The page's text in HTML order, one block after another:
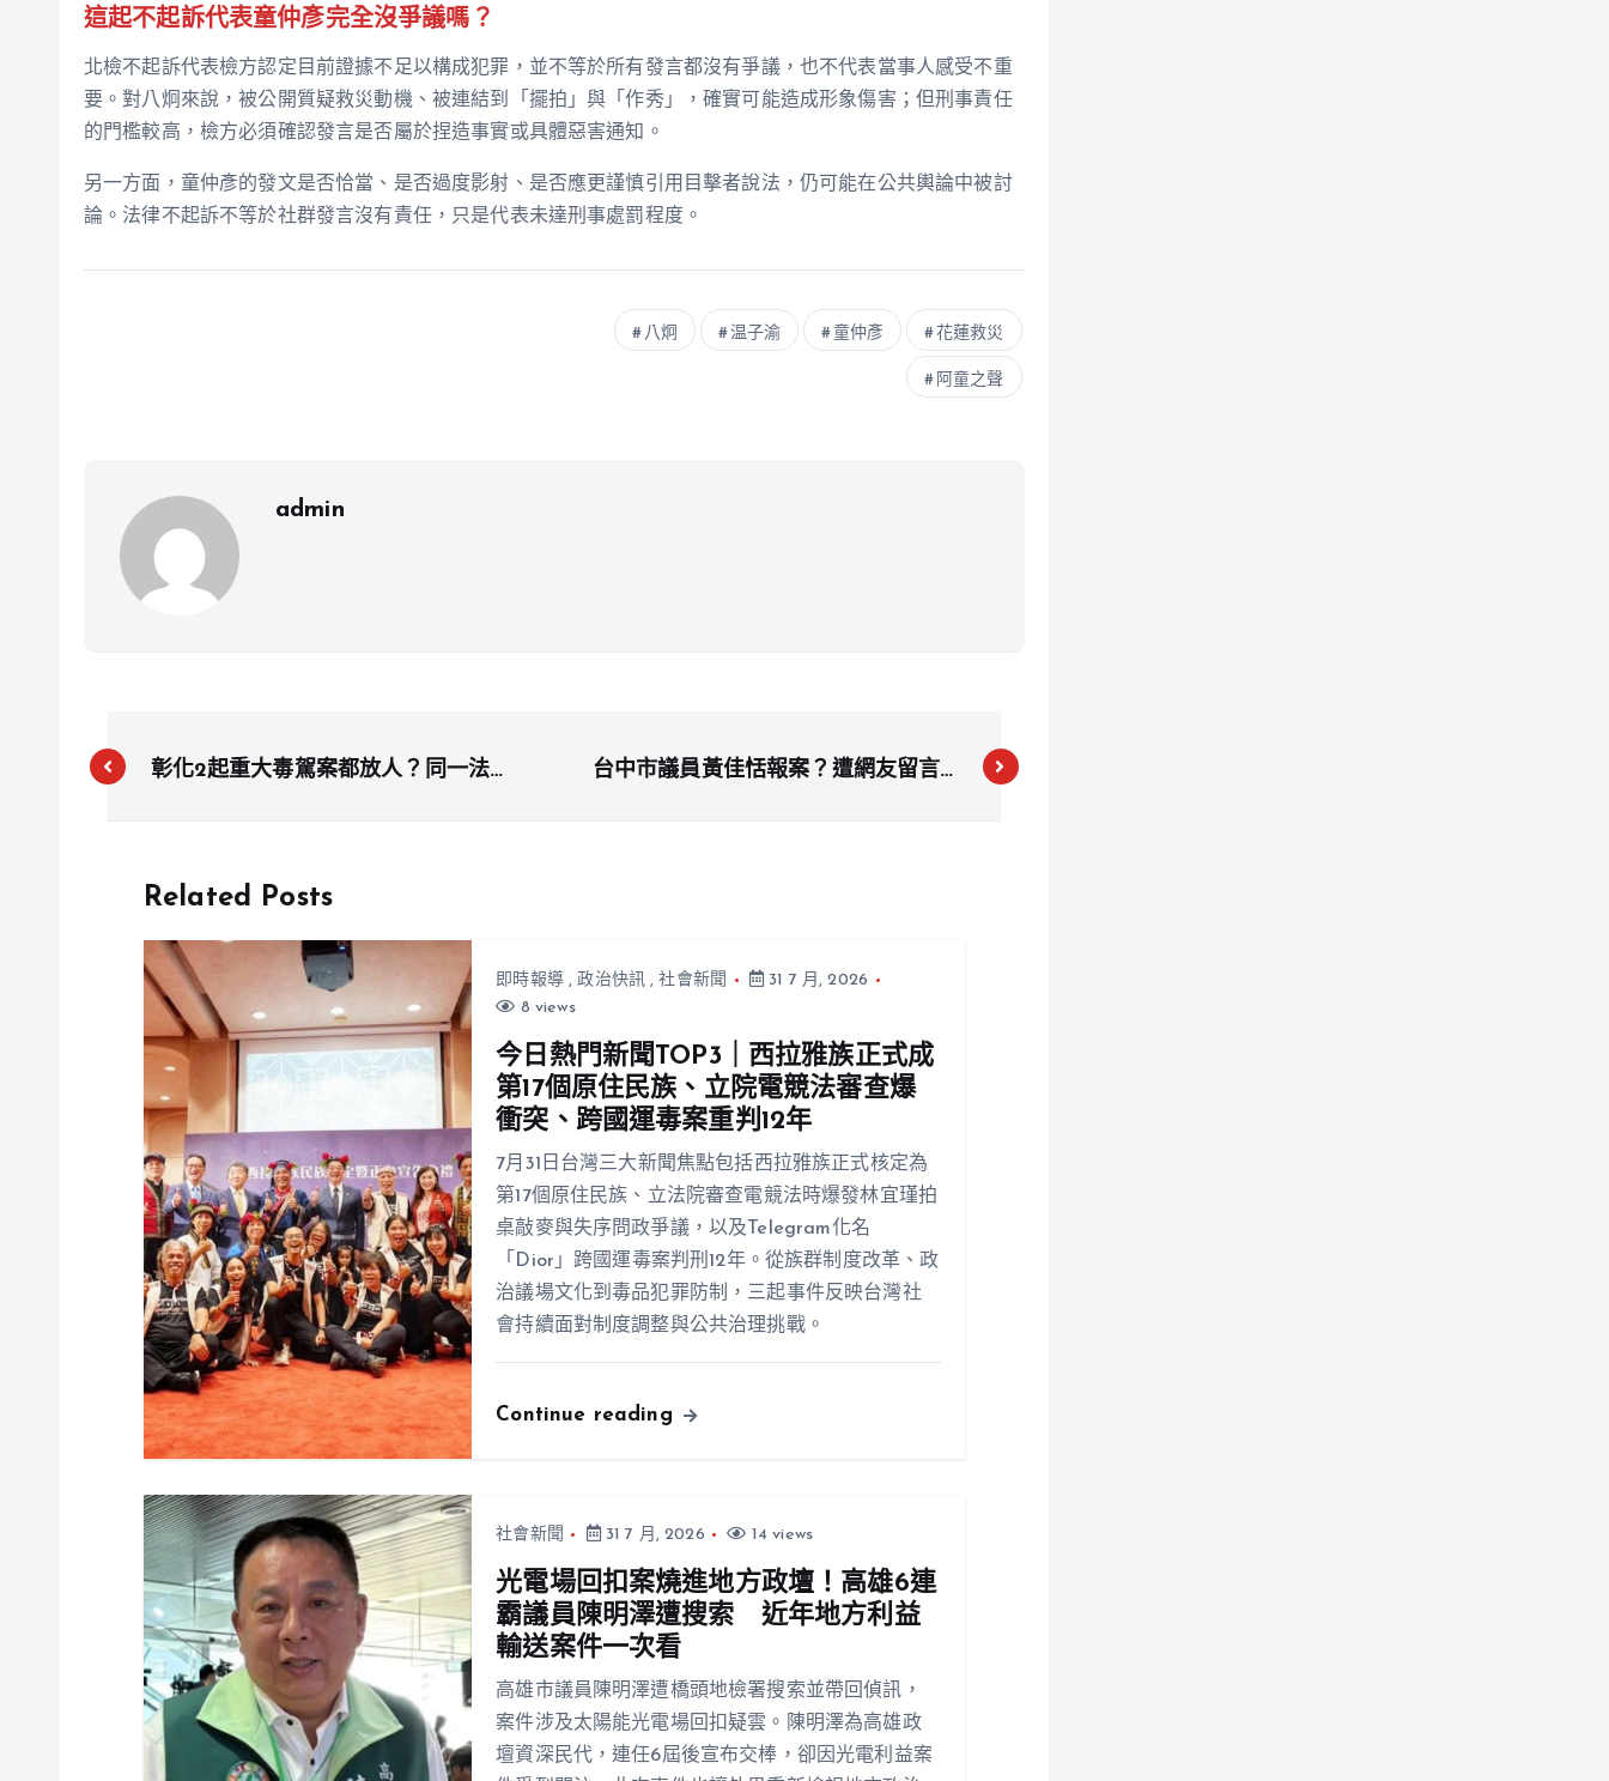
這起不起訴代表童仲彥完全沒爭議嗎？
北檢不起訴代表檢方認定目前證據不足以構成犯罪，並不等於所有發言都沒有爭議，也不代表當事人感受不重
要。對八炯來說，被公開質疑救災動機、被連結到「擺拍」與「作秀」，確實可能造成形象傷害；但刑事責任
的門檻較高，檢方必須確認發言是否屬於捏造事實或具體惡害通知。
另一方面，童仲彥的發文是否恰當、是否過度影射、是否應更謹慎引用目擊者說法，仍可能在公共輿論中被討
論。法律不起訴不等於社群發言沒有責任，只是代表未達刑事處罰程度。
八炯 温子渝 童仲彥 花蓮救災
阿童之聲
admin
彰化2起重大毒駕案都放人？同一法官
台中市議員黃佳恬報案？遭網友留言性
Related Posts
即時報導,政治快訊,社會新聞
31 7 月, 2026
8 views
今日熱門新聞TOP3｜西拉雅族正式成
第17個原住民族、立院電競法審查爆
衝突、跨國運毒案重判12年
7月31日台灣三大新聞焦點包括西拉雅族正式核定為
第17個原住民族、立法院審查電競法時爆發林宜瑾拍
桌敲麥與失序問政爭議，以及Telegram化名
「Dior」跨國運毒案判刑12年。從族群制度改革、政
治議場文化到毒品犯罪防制，三起事件反映台灣社
會持續面對制度調整與公共治理挑戰。
Continue reading
社會新聞 31 7 月, 2026 14 views
光電場回扣案燒進地方政壇！高雄6連
霸議員陳明澤遭搜索 近年地方利益
輸送案件一次看
高雄市議員陳明澤遭橋頭地檢署搜索並帶回偵訊，
案件涉及太陽能光電場回扣疑雲。陳明澤為高雄政
壇資深民代，連任6屆後宣布交棒，卻因光電利益案